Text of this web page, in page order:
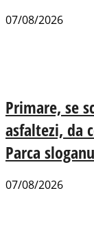
07/08/2026
Primare, se
asfaltezi, da
Parca
07/08/2026